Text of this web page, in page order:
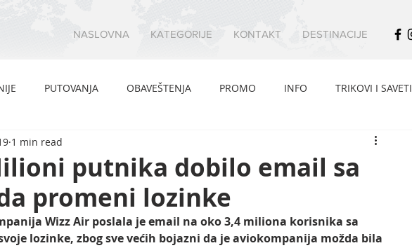
NASLOVNA KATEGORIJE KONTAKT DESTINACIJE
PUTOVANJA OBAVEŠTENJA PROMO INFO TRIKOVI I SAVETI
putnika dobilo email sa
promeni lozinke
1 min read
Wizz Air poslala je email na oko 3,4 miliona korisnika sa
lozinke, zbog sve većih bojazni da je aviokompanija možda bila